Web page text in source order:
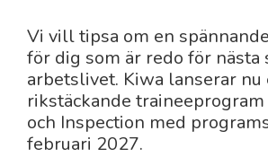
Vi vill tipsa om en
för dig som är redo för nästa
arbetslivet. Kiwa lanserar nu
rikstäckande
och Inspection med
februari 2027.